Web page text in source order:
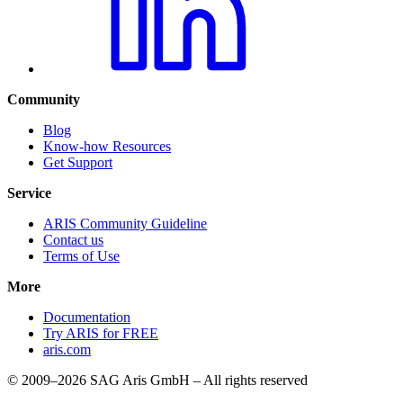
Community
Blog
Know-how Resources
Get Support
Service
ARIS Community Guideline
Contact us
Terms of Use
More
Documentation
Try ARIS for FREE
aris.com
© 2009–2026 SAG Aris GmbH – All rights reserved